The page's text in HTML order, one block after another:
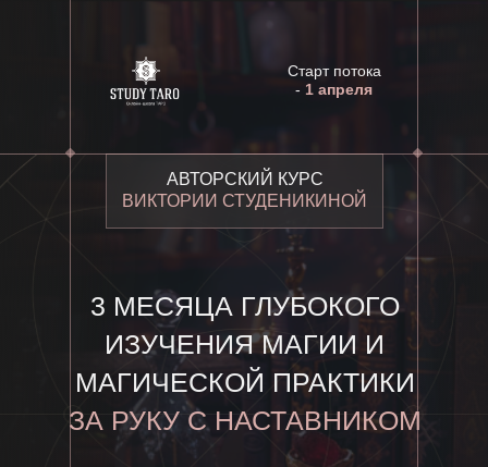
3 МЕСЯЦА ГЛУБОКОГО
ИЗУЧЕНИЯ МАГИИ И
МАГИЧЕСКОЙ ПРАКТИКИ
ЗА РУКУ С НАСТАВНИКОМ
АВТОРСКИЙ КУРС
ВИКТОРИИ СТУДЕНИКИНОЙ
Старт потока
- 1 апреля